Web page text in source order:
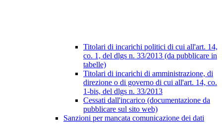
Titolari di incarichi politici di cui all'art. 14,
co. 1, del dlgs n. 33/2013 (da pubblicare in
tabelle)
Titolari di incarichi di amministrazione, di
direzione o di governo di cui all'art. 14, co.
1-bis, del dlgs n. 33/2013
Cessati dall'incarico (documentazione da
pubblicare sul sito web)
Sanzioni per mancata comunicazione dei dati